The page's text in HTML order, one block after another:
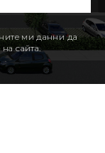
ми данни да
сайта.